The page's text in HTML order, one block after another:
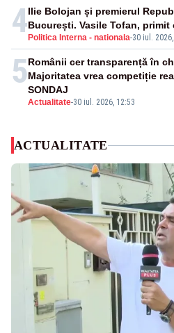
4 Politica Interna - nationala-30 iul.
Ilie Bolojan și premierul
București. Vasile Tofan,
5
Actualitate-30 iul. 2026, 12:53
Românii cer transparență în
Majoritatea vrea competiție
SONDAJ
ACTUALITATE